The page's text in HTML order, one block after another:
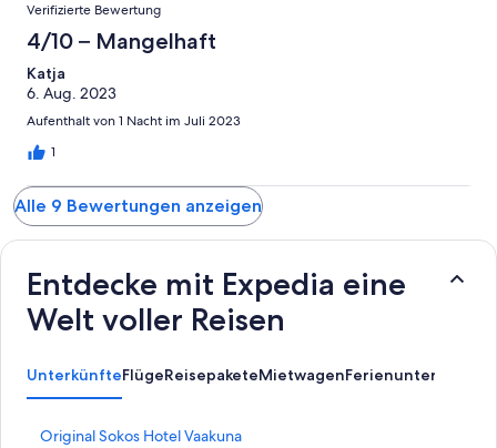
Verifizierte Bewertung
4/10 – Mangelhaft
Katja
6. Aug. 2023
Aufenthalt von 1 Nacht im Juli 2023
1
Alle 9 Bewertungen anzeigen
Entdecke mit Expedia eine
Welt voller Reisen
UnterkünfteFlügeReisepaketeMietwagenFerienunterkünfte
Original Sokos Hotel Vaakuna
L